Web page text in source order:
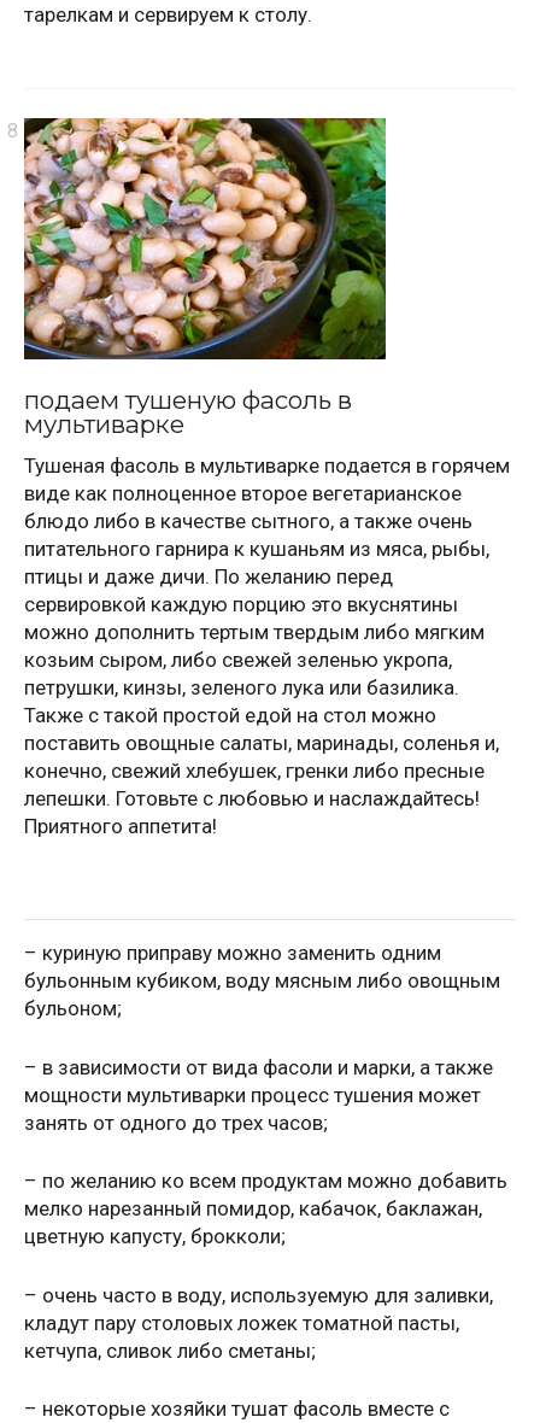
тарелкам и сервируем к столу.
подаем тушеную фасоль в
мультиварке
Тушеная фасоль в мультиварке подается в горячем
виде как полноценное второе вегетарианское
блюдо либо в качестве сытного, а также очень
питательного гарнира к кушаньям из мяса, рыбы,
птицы и даже дичи. По желанию перед
сервировкой каждую порцию это вкуснятины
можно дополнить тертым твердым либо мягким
козьим сыром, либо свежей зеленью укропа,
петрушки, кинзы, зеленого лука или базилика.
Также с такой простой едой на стол можно
поставить овощные салаты, маринады, соленья и,
конечно, свежий хлебушек, гренки либо пресные
лепешки. Готовьте с любовью и наслаждайтесь!
Приятного аппетита!
– куриную приправу можно заменить одним
бульонным кубиком, воду мясным либо овощным
бульоном;
– в зависимости от вида фасоли и марки, а также
мощности мультиварки процесс тушения может
занять от одного до трех часов;
– по желанию ко всем продуктам можно добавить
мелко нарезанный помидор, кабачок, баклажан,
цветную капусту, брокколи;
– очень часто в воду, используемую для заливки,
кладут пару столовых ложек томатной пасты,
кетчупа, сливок либо сметаны;
– некоторые хозяйки тушат фасоль вместе с